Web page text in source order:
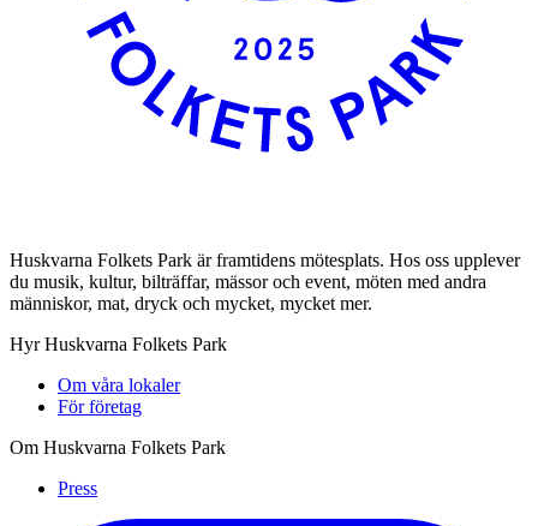
Huskvarna Folkets Park är framtidens mötesplats. Hos oss upplever
du musik, kultur, bilträffar, mässor och event, möten med andra
människor, mat, dryck och mycket, mycket mer.
Hyr Huskvarna Folkets Park
Om våra lokaler
För företag
Om Huskvarna Folkets Park
Press